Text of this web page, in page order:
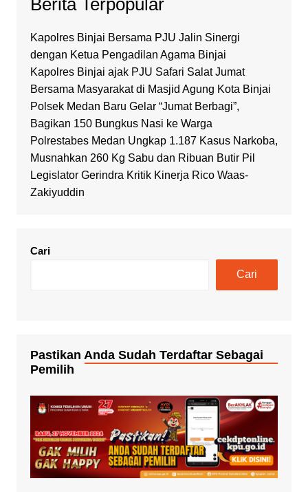
Kapolres Binjai Bersama PJU Jalin Sinergi
dengan Ketua Pengadilan Agama Binjai
Kapolres Binjai ajak PJU Safari Salat Jumat
Bersama Masyarakat di Masjid Agung Kota Binjai
Polsek Medan Baru Gelar “Jumat Berbagi”,
Bagikan 150 Bungkus Nasi ke Warga
Polrestabes Medan Ungkap 1.187 Kasus Narkoba,
Musnahkan 260 Kg Sabu dan Ribuan Butir Pil
Legislator Gerindra Kritik Kinerja Rico Waas-
Zakiyuddin
Cari
Cari
Pastikan Anda Sudah Terdaftar Sebagai
Pemilih